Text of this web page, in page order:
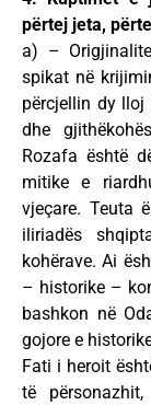
përtej jeta,
a) –
spikat në
përcjellin dy lloj
dhe
Rozafa është
mitike e
vjeçare. Teuta
iliriadës
kohërave. Ai
– historike –
bashkon në
gojore e
Fati i heroit
të